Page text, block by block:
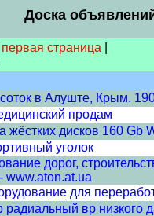
Доска
первая страница
в Алуште, Крым.
продам
жёстких дисков 160 Gb
уголок
дорог,
www.aton.at.ua
для
радиальный вр низкого